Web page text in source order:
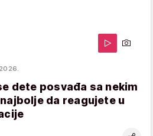
dete posvađa sa nekim
da reagujete u